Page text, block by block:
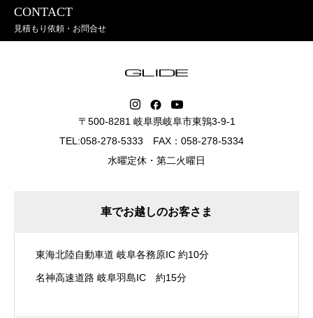
CONTACT
見積もり依頼・お問合せ
〒500-8281 岐阜県岐阜市東鶉3-9-1
TEL:058-278-5333 FAX：058-278-5334
水曜定休・第二火曜日
車でお越しのお客さま
東海北陸自動車道 岐阜各務原IC 約10分
名神高速道路 岐阜羽島IC 約15分